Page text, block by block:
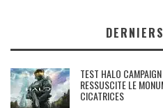
TEST HALO
RESSUSCITE LE
CICATRICES